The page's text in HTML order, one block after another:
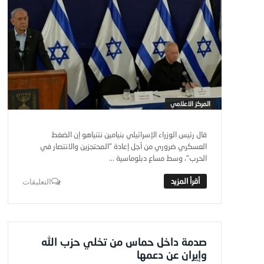
المركز الاعلامي
قال رئيس الوزراء الإسرائيلي بنيامين نتنياهو إن الضغط
العسكري ضروري من أجل إعادة "المحتجزين والانتصار في
الحرب"، وسط مساع دبلوماسية ...
التعليقات
صدمة داخل حماس من تخلي حزب الله
وإيران عن دعمها